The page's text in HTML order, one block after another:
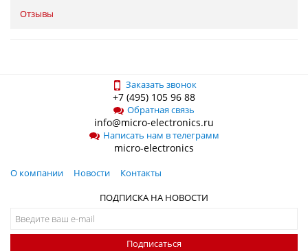
Отзывы
Заказать звонок
+7 (495) 105 96 88
Обратная связь
info@micro-electronics.ru
Написать нам в телеграмм
micro-electronics
О компании Новости
Контакты
ПОДПИСКА НА НОВОСТИ
Подписаться